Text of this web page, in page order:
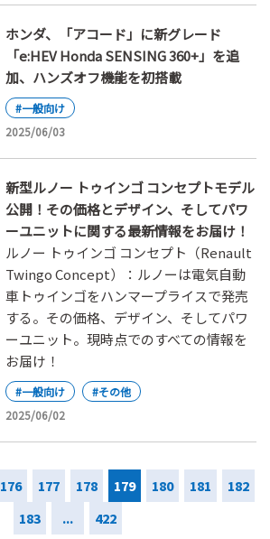
ホンダ、「アコード」に新グレード
「e:HEV Honda SENSING 360+」を追
加、ハンズオフ機能を初搭載
#一般向け
2025/06/03
新型ルノー トゥインゴ コンセプトモデル
公開！その価格とデザイン、そしてパワ
ーユニットに関する最新情報をお届け！
ルノー トゥインゴ コンセプト（Renault
Twingo Concept）：ルノーは電気自動
車トゥインゴをハンマープライスで発売
する。その価格、デザイン、そしてパワ
ーユニット。現時点でのすべての情報を
お届け！
#一般向け
#その他
2025/06/02
176 177 178 179 180 181
182
183
... 422